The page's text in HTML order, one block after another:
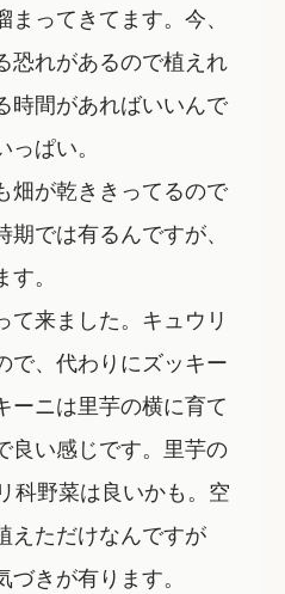
ってきてます。今、
恐れがあるので植えれ
時間があればいいんで
ぱい。
畑が乾ききってるので
では有るんですが、
。
て来ました。キュウリ
で、代わりにズッキー
ーニは里芋の横に育て
良い感じです。里芋の
科野菜は良いかも。空
えただけなんですが
きが有ります。